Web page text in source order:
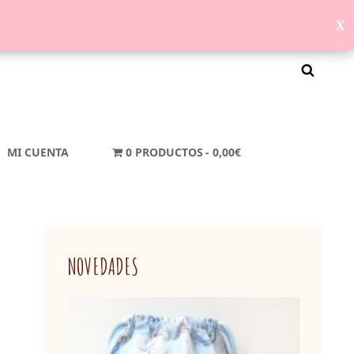
MI CUENTA 0 PRODUCTOS 0,00€
NOVEDADES